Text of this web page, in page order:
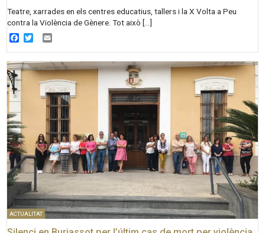
Teatre, xarrades en els centres educatius, tallers i la X Volta a Peu
contra la Violència de Gènere. Tot això […]
Facebook
Twitter
ACTUALITAT